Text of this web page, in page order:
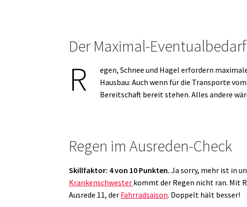
Der Maximal-Eventualbedarf
R
egen, Schnee und Hagel erfordern
Hausbau: Auch wenn für die Transporte
Bereitschaft bereit stehen. Alles andere
Regen im Ausreden-Check
Skillfaktor: 4 von 10 Punkten. Ja sorry, mehr ist in
Krankenschwester kommt der Regen nicht ran. Mit
Ausrede 11, der Fahrradsaison. Doppelt hält besser!